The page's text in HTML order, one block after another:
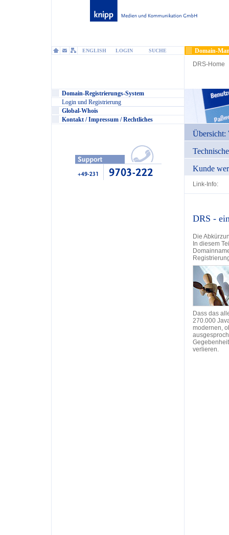
ENGLISH LOGIN SUCHE
Domain-
DRS-Home
Domain-Registrierungs-System
Login und Registrierung
Global-Whois
Kontakt / Impressum / Rechtliches
Übersicht:
Kunde
Link-Info:
DRS -
Die
In diesem
Dass das
270.000
modernen,
verlieren.